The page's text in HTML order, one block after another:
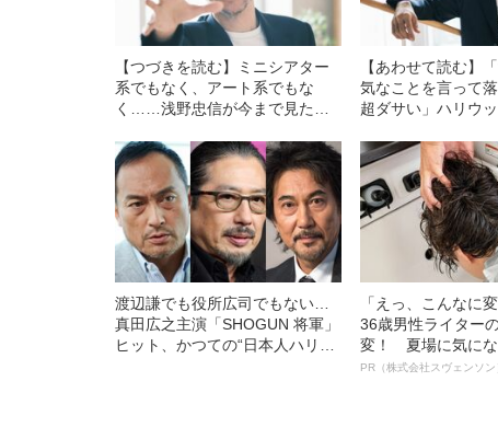
【つづきを読む】ミニシアター
系でもなく、アート系でもな
く……浅野忠信が今まで見た映
ば柔軟だし、言い方を変えれば
ただのミーハーなんです
（笑）」
【あわせて読む】
気なことを言って
超ダサい」ハリウッ
年以上前のオーディ
渡辺謙でも役所広司でもない…
真田広之主演「SHOGUN 将軍」
ヒット、かつての“日本人ハリウ
「えっ、こんなに
36歳男性ライター
変！ 夏場に気にな
オイ”や“ベタつき”
PR（株式会社スヴェンソン